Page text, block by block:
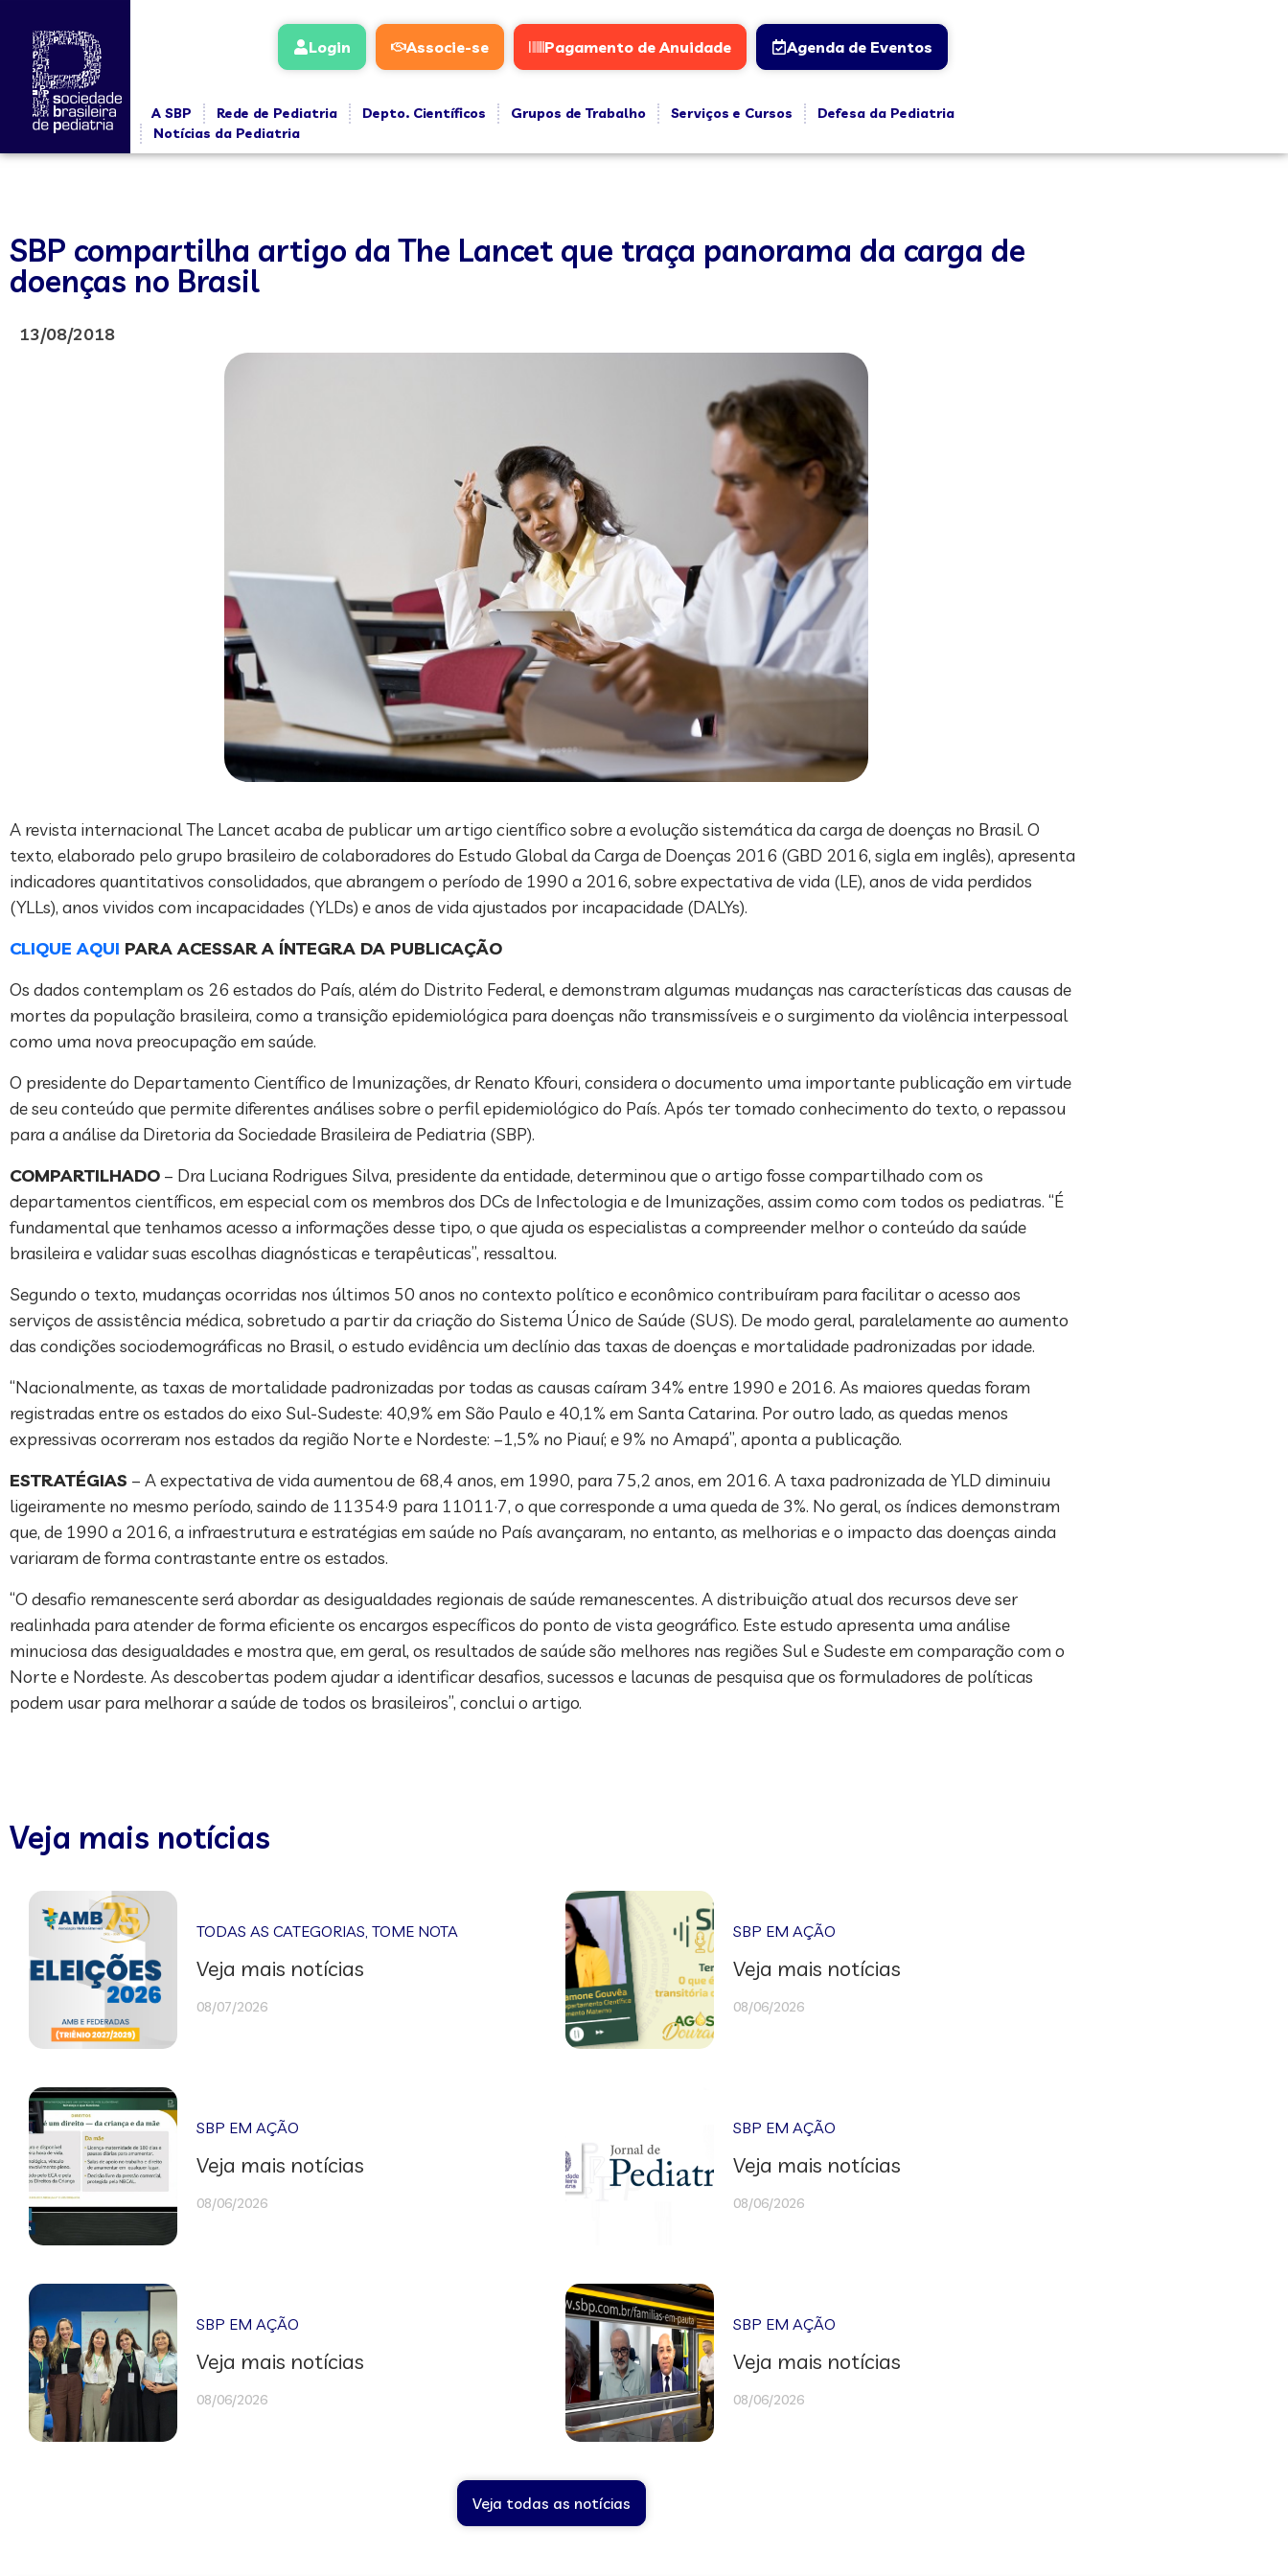
Login Associe-se Pagamento de Anuidade Agenda de Eventos
A SBP Rede de Pediatria Depto. Científicos Grupos de Trabalho Serviços e Cursos
Defesa da Pediatria
Notícias da Pediatria
SBP compartilha artigo da The Lancet que traça panorama da carga de
doenças no Brasil
13/08/2018
A revista internacional The Lancet acaba de publicar um artigo científico sobre a evolução sistemática da carga de doenças no Brasil. O
texto, elaborado pelo grupo brasileiro de colaboradores do Estudo Global da Carga de Doenças 2016 (GBD 2016, sigla em inglês), apresenta
indicadores quantitativos consolidados, que abrangem o período de 1990 a 2016, sobre expectativa de vida (LE), anos de vida perdidos
(YLLs), anos vividos com incapacidades (YLDs) e anos de vida ajustados por incapacidade (DALYs).
CLIQUE AQUI PARA ACESSAR A ÍNTEGRA DA PUBLICAÇÃO
Os dados contemplam os 26 estados do País, além do Distrito Federal, e demonstram algumas mudanças nas características das causas de
mortes da população brasileira, como a transição epidemiológica para doenças não transmissíveis e o surgimento da violência interpessoal
como uma nova preocupação em saúde.
O presidente do Departamento Científico de Imunizações, dr Renato Kfouri, considera o documento uma importante publicação em virtude
de seu conteúdo que permite diferentes análises sobre o perfil epidemiológico do País. Após ter tomado conhecimento do texto, o repassou
para a análise da Diretoria da Sociedade Brasileira de Pediatria (SBP).
COMPARTILHADO – Dra Luciana Rodrigues Silva, presidente da entidade, determinou que o artigo fosse compartilhado com os
departamentos científicos, em especial com os membros dos DCs de Infectologia e de Imunizações, assim como com todos os pediatras. “É
fundamental que tenhamos acesso a informações desse tipo, o que ajuda os especialistas a compreender melhor o conteúdo da saúde
brasileira e validar suas escolhas diagnósticas e terapêuticas”, ressaltou.
Segundo o texto, mudanças ocorridas nos últimos 50 anos no contexto político e econômico contribuíram para facilitar o acesso aos
serviços de assistência médica, sobretudo a partir da criação do Sistema Único de Saúde (SUS). De modo geral, paralelamente ao aumento
das condições sociodemográficas no Brasil, o estudo evidência um declínio das taxas de doenças e mortalidade padronizadas por idade.
“Nacionalmente, as taxas de mortalidade padronizadas por todas as causas caíram 34% entre 1990 e 2016. As maiores quedas foram
registradas entre os estados do eixo Sul-Sudeste: 40,9% em São Paulo e 40,1% em Santa Catarina. Por outro lado, as quedas menos
expressivas ocorreram nos estados da região Norte e Nordeste: –1,5% no Piauí; e 9% no Amapá”, aponta a publicação.
ESTRATÉGIAS – A expectativa de vida aumentou de 68,4 anos, em 1990, para 75,2 anos, em 2016. A taxa padronizada de YLD diminuiu
ligeiramente no mesmo período, saindo de 11354·9 para 11011·7, o que corresponde a uma queda de 3%. No geral, os índices demonstram
que, de 1990 a 2016, a infraestrutura e estratégias em saúde no País avançaram, no entanto, as melhorias e o impacto das doenças ainda
variaram de forma contrastante entre os estados.
“O desafio remanescente será abordar as desigualdades regionais de saúde remanescentes. A distribuição atual dos recursos deve ser
realinhada para atender de forma eficiente os encargos específicos do ponto de vista geográfico. Este estudo apresenta uma análise
minuciosa das desigualdades e mostra que, em geral, os resultados de saúde são melhores nas regiões Sul e Sudeste em comparação com o
Norte e Nordeste. As descobertas podem ajudar a identificar desafios, sucessos e lacunas de pesquisa que os formuladores de políticas
podem usar para melhorar a saúde de todos os brasileiros”, conclui o artigo.
Veja mais notícias
TODAS AS CATEGORIAS,TOME NOTA
Veja mais notícias
08/07/2026
SBP EM AÇÃO
Veja mais notícias
08/06/2026
SBP EM AÇÃO
Veja mais notícias
08/06/2026
SBP EM AÇÃO
Veja mais notícias
08/06/2026
SBP EM AÇÃO
Veja mais notícias
08/06/2026
SBP EM AÇÃO
Veja mais notícias
08/06/2026
Veja todas as notícias